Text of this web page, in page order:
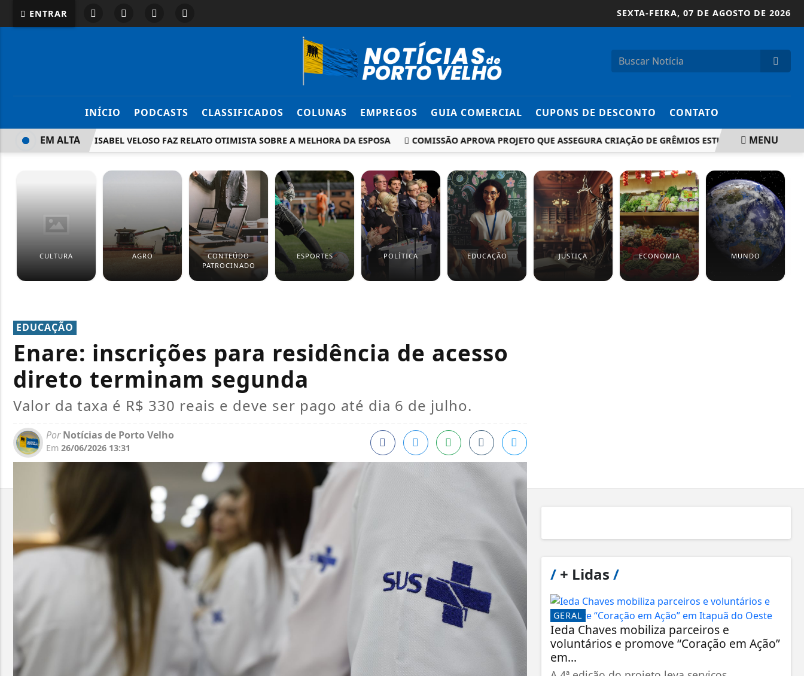
ENTRAR SEXTA-FEIRA, 07 DE AGOSTO DE 2026
INÍCIO PODCASTS CLASSIFICADOS COLUNAS EMPREGOS GUIA COMERCIAL CUPONS DE DESCONTO CONTATO
MARIDO DE ISABEL VELOSO FAZ RELATO OTIMISTA SOBRE A MELHORA DA ESPOSA COMISSÃO APROVA PROJETO QUE ASSEGURA CRIAÇÃO DE GRÊMIOS ESTUDANTIS NAS ESCOLAS
EM ALTA MENU
CULTURA AGRO
CONTEÚDO
PATROCINADO
ESPORTES POLÍTICA EDUCAÇÃO JUSTIÇA ECONOMIA MUNDO
EDUCAÇÃO
Enare: inscrições para residência de acesso
direto terminam segunda
Valor da taxa é R$ 330 reais e deve ser pago até dia 6 de julho.
PorNotícias de Porto Velho
Em 26/06/2026 13:31
/+ Lidas /
GERAL
Ieda Chaves mobiliza parceiros e
voluntários e promove “Coração em Ação”
em...